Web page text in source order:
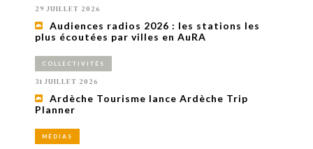
29 JUILLET 2026
Audiences radios 2026 : les stations les
plus écoutées par villes en AuRA
COLLECTIVITÉS
31 JUILLET 2026
Ardèche Tourisme lance Ardèche Trip
Planner
MÉDIAS